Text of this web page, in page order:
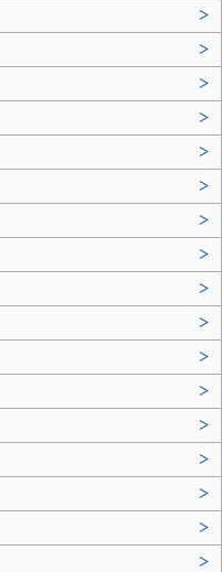
>
>
>
>
>
>
>
>
>
>
>
>
>
>
>
>
>